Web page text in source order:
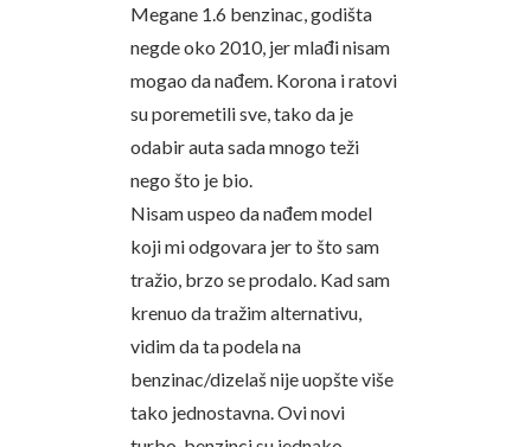
Megane 1.6 benzinac, godišta
negde oko 2010, jer mlađi nisam
mogao da nađem. Korona i ratovi
su poremetili sve, tako da je
odabir auta sada mnogo teži
nego što je bio.
Nisam uspeo da nađem model
koji mi odgovara jer to što sam
tražio, brzo se prodalo. Kad sam
krenuo da tražim alternativu,
vidim da ta podela na
benzinac/dizelaš nije uopšte više
tako jednostavna. Ovi novi